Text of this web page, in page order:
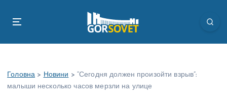
Головна > Новини > “Сегодня должен произойти взрыв”:
малыши несколько часов мерзли на улице